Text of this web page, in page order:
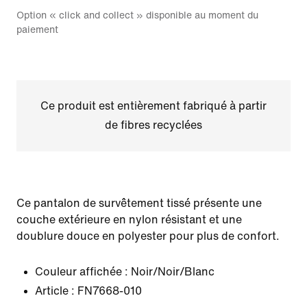
Option « click and collect » disponible au moment du
paiement
Ce produit est entièrement fabriqué à partir
de fibres recyclées
Ce pantalon de survêtement tissé présente une
couche extérieure en nylon résistant et une
doublure douce en polyester pour plus de confort.
Couleur affichée : Noir/Noir/Blanc
Article : FN7668-010